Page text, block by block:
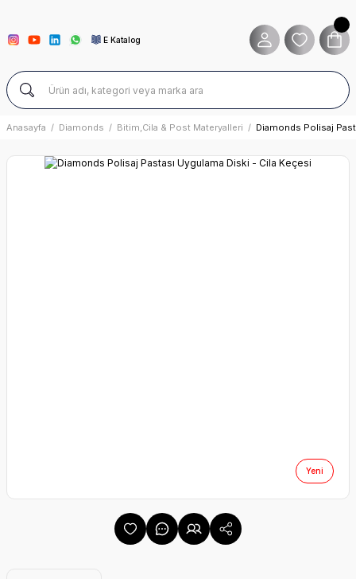
E Katalog
Anasayfa Diamonds Bitim,Cila & Post Materyalleri Diamonds Polisaj
Yeni